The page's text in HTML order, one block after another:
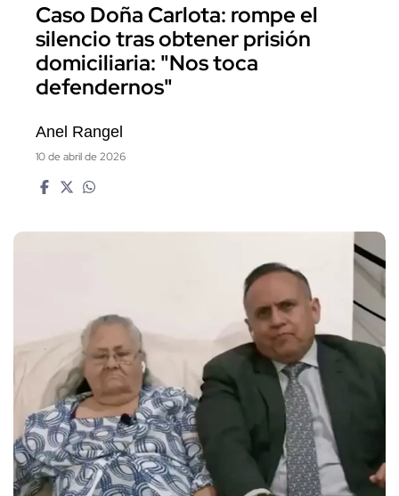
Caso Doña Carlota: rompe el
silencio tras obtener prisión
domiciliaria: "Nos toca
defendernos"
Anel Rangel
10 de abril de 2026